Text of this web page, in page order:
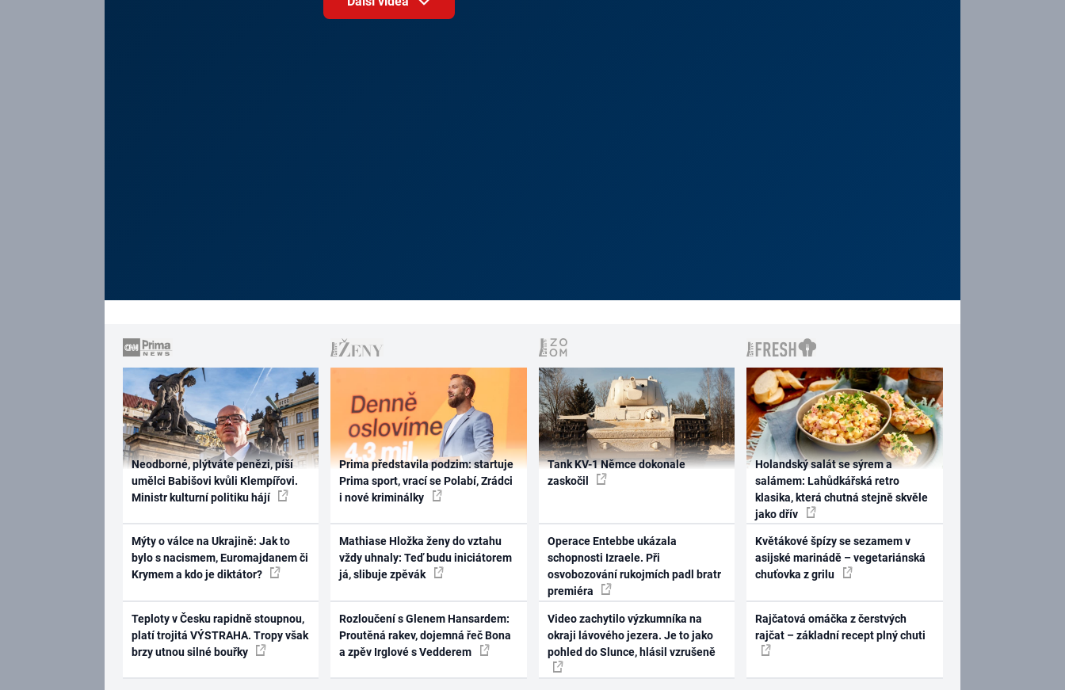
Neodborné, plýtváte penězi, píší
umělci Babišovi kvůli Klempířovi.
Ministr kulturní politiku hájí
Mýty o válce na Ukrajině: Jak to
bylo s nacismem, Euromajdanem či
Krymem a kdo je diktátor?
Teploty v Česku rapidně stoupnou,
platí trojitá VÝSTRAHA. Tropy však
brzy utnou silné bouřky
Prima představila podzim: startuje
Prima sport, vrací se Polabí, Zrádci
i nové kriminálky
Mathiase Hložka ženy do vztahu
vždy uhnaly: Teď budu iniciátorem
já, slibuje zpěvák
Rozloučení s Glenem Hansardem:
Proutěná rakev, dojemná řeč Bona
a zpěv Irglové s Vedderem
Tank KV-1 Němce dokonale
zaskočil
Operace Entebbe ukázala
schopnosti Izraele. Při
osvobozování rukojmích padl bratr
premiéra
Video zachytilo výzkumníka na
okraji lávového jezera. Je to jako
pohled do Slunce, hlásil vzrušeně
Holandský salát se sýrem a
salámem: Lahůdkářská retro
klasika, která chutná stejně skvěle
jako dřív
Květákové špízy se sezamem v
asijské marinádě – vegetariánská
chuťovka z grilu
Rajčatová omáčka z čerstvých
rajčat – základní recept plný chuti